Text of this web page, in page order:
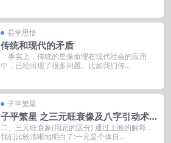
易学思悟
传统和现代的矛盾
事实上，传统的星像命理在现代社会的应用
中，已经出现了很多问题。比如我们传...
子平繁星
子平繁星 之三元旺衰像及八字引动术
(终结)
二、三元旺衰象(用忌的区分) 通过上面的解释，
我们比较清晰地明白了:一元是个体自...